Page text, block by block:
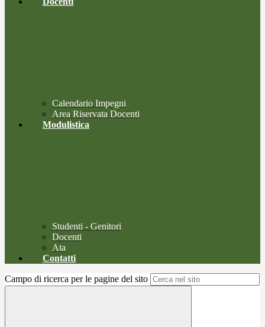
Calendario Impegni
Area Riservata Docenti
Modulistica
Studenti - Genitori
Docenti
Ata
Contatti
Campo di ricerca per le pagine del sito